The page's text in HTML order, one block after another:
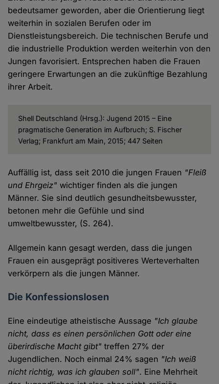
bedeutsamer geworden, aber die Orientierung liegt
weiterhin in sozialen Berufen oder im
Dienstleistungsbereich. Die technischen Berufe und
die industrielle Produktion werden weiterhin von den
Jungen favorisiert. Entsprechen haben die Frauen
geringere Erwartungen an die zukünftige Bezahlung
ihrer Arbeit.
Shell Deutschland (Hrsg.): Jugend 2015 – Eine
pragmatische Generation im Aufbruch; S. Fischer
Verlag; Frankfurt am Main, 2015; 447 Seiten
Auffällig ist, dass seit 2010 die jungen Frauen "Fleiß
und Ehrgeiz" wichtiger finden als die jungen
Männer. Sie sind deutlich gesundheitsbewusster,
betonen mehr die Gefühle und sind
umweltbewusster, (S. 264).
Allgemein kann gesagt werden, dass die jungen
Frauen ein ausgeprägt positiveres Werteverhalten
verkörpern als die jungen Männer.
Die Konfessionslosen
Eine eindeutige atheistische Aussage "Ich glaube
nicht, dass es einen persönlichen Gott oder eine
überirdische Macht gibt" treffen 27% der
Jugendlichen. Noch einmal 24% sagen "Ich weiß
nicht richtig, was ich glauben soll". Eine Mehrheit